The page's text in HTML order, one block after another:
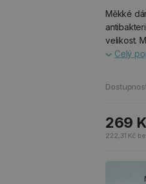
Měkké
velikost.
Celý
269
222,31 Kč